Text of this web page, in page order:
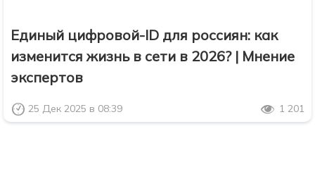
Единый цифровой-ID для россиян: как
изменится жизнь в сети в 2026? | Мнение
экспертов
25 Дек 2025 в 08:39 1 201